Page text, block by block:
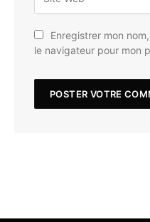
Enregistrer mon
le navigateur pour mon